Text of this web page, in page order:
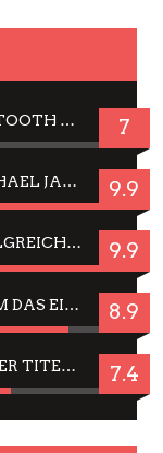
JBL TUNE 720BT: OVER EAR BLUETOOTH KOPFHÖRER UM DIE 50,-€ IM DAUER-TEST 7
WEGEN DES ERFOLGES – MJ: MICHAEL JACKSON MUSICAL IN EINER MATINEE SEHEN 9.9
JELLYFISH HAMBURG: DAS ERFOLGREICHE SOMMER-MENÜ 2025 IN GEFÜHLEN UND BILDERN 9.9
CÉSAR FÜR JIM CARREY? WARUM DAS EINER DER NERVIGSTEN ACTORS IST UND BLEIBT 8.9
JING JING: IN-THAI RÄUMT WIEDER TITEL AB – EIN ZWEI-STUNDEN-ERLEBNISBERICHT 7.4